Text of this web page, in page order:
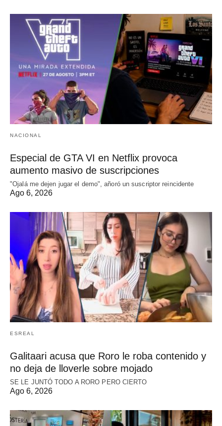
NACIONAL
Especial de GTA VI en Netflix provoca
aumento masivo de suscripciones
"Ojalá me dejen jugar el demo", añoró un suscriptor reincidente
Ago 6, 2026
ESREAL
Galitaari acusa que Roro le roba contenido y
no deja de lloverle sobre mojado
SE LE JUNTÓ TODO A RORO PERO CIERTO
Ago 6, 2026